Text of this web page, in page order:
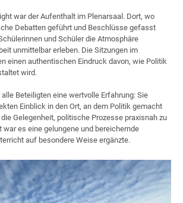
war der Aufenthalt im Plenarsaal. Dort, wo
Debatten geführt und Beschlüsse gefasst
und Schüler die Atmosphäre
unmittelbar erleben. Die Sitzungen im
einen authentischen Eindruck davon, wie Politik
wird.
Beteiligten eine wertvolle Erfahrung: Sie
Einblick in den Ort, an dem Politik gemacht
Gelegenheit, politische Prozesse praxisnah zu
es eine gelungene und bereichernde
auf besondere Weise ergänzte.